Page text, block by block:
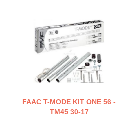
FAAC T-MODE KIT ONE 56 -
TM45 30-17